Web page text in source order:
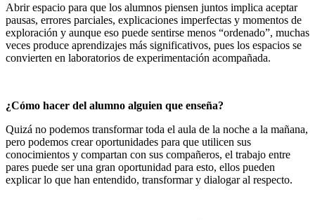
Abrir espacio para que los alumnos piensen juntos implica aceptar
pausas, errores parciales, explicaciones imperfectas y momentos de
exploración y aunque eso puede sentirse menos “ordenado”, muchas
veces produce aprendizajes más significativos, pues los espacios se
convierten en laboratorios de experimentación acompañada.
¿Cómo hacer del alumno alguien que enseña?
Quizá no podemos transformar toda el aula de la noche a la mañana,
pero podemos crear oportunidades para que utilicen sus
conocimientos y compartan con sus compañeros, el trabajo entre
pares puede ser una gran oportunidad para esto, ellos pueden
explicar lo que han entendido, transformar y dialogar al respecto.